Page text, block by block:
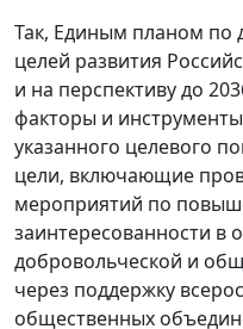
Так, Единым планом
целей развития
и на перспективу до
факторы и
указанного целевого
цели, включающие
мероприятий по
заинтересованности в
добровольческой и
через поддержку
общественных